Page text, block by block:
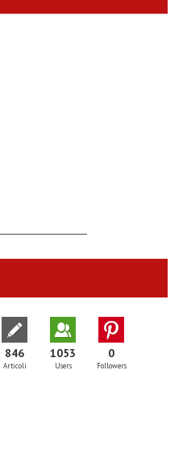
846
Articoli
1053
Users
0
Followers